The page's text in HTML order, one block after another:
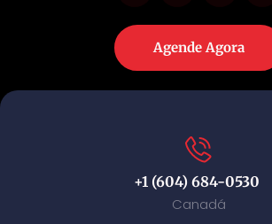
Agende Agora
+1 (604) 684-0530
Canadá